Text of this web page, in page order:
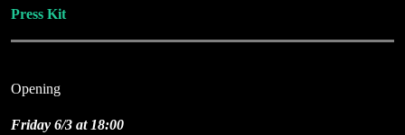
Press Kit
Opening
Friday 6/3 at 18:00